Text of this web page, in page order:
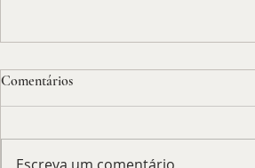
Comentários